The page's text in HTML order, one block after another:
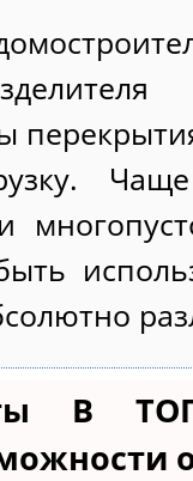
Чаще
В